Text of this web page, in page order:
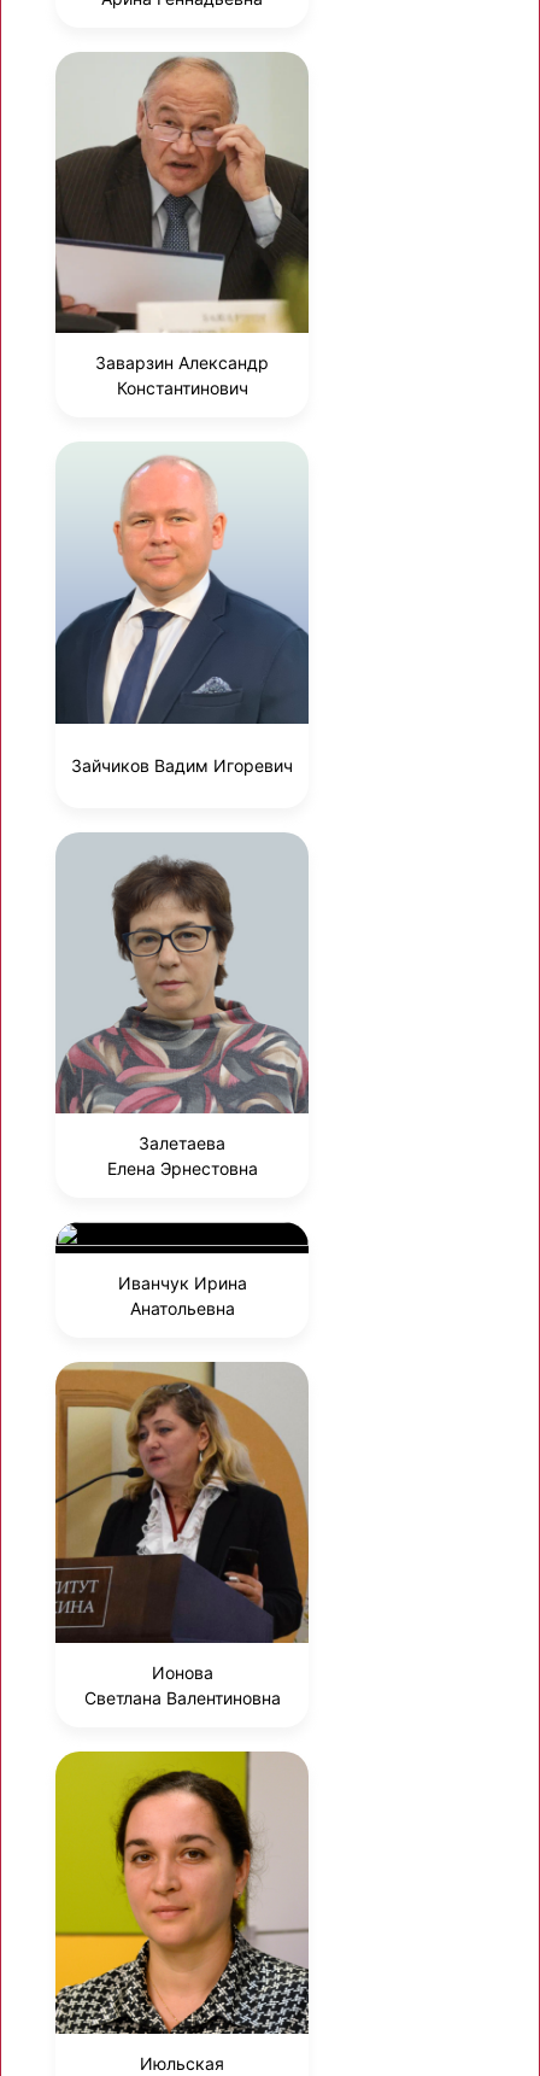
Заварзин Александр
Константинович
Зайчиков Вадим Игоревич
Залетаева
Елена Эрнестовна
Иванчук Ирина
Анатольевна
Ионова
Светлана Валентиновна
Июльская